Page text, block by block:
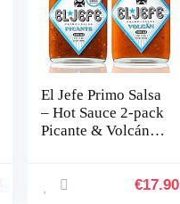
El Jefe Primo Salsa
– Hot Sauce 2-pack
Picante & Volcán –
€17.90